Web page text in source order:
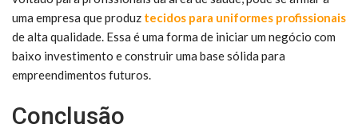
uma empresa que produz tecidos para uniformes profissionais
de alta qualidade. Essa é uma forma de iniciar um negócio com
baixo investimento e construir uma base sólida para
empreendimentos futuros.
Conclusão